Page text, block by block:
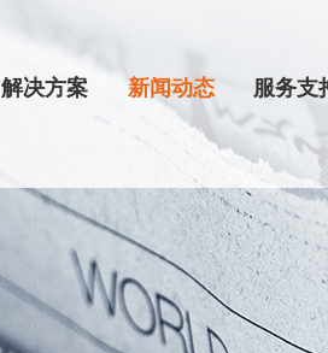
解决方案 新闻动态 服务支